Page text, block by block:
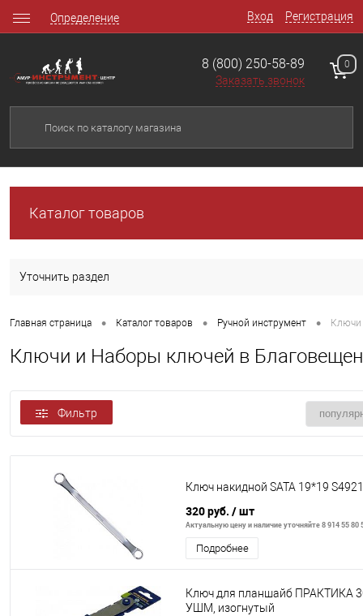
Вход Регистрация
Определение
8 (800) 250-58-89
Заказать звонок
0
Каталог товаров
Уточнить раздел
Главная страница • Каталог товаров • Ручной инструмент •
Ключи и Наборы ключей в
Фильтр
Ключ накидной SATA 19*19
320 руб. / шт
Актуальную цену и наличие уточняйте 8 914 55 80
Подробнее
Ключ для планшайб ПРАКТИКА
УШМ, изогнутый